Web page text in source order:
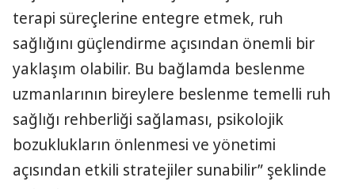
terapi süreçlerine entegre etmek, ruh
sağlığını güçlendirme açısından önemli bir
yaklaşım olabilir. Bu bağlamda beslenme
uzmanlarının bireylere beslenme temelli ruh
sağlığı rehberliği sağlaması, psikolojik
bozuklukların önlenmesi ve yönetimi
açısından etkili stratejiler sunabilir” şeklinde